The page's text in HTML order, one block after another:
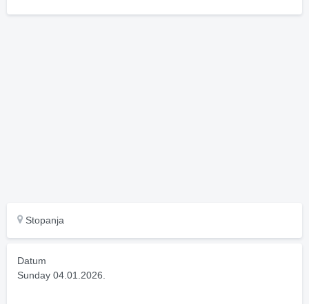
Stopanja
Datum
Sunday 04.01.2026.